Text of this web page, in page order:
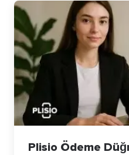
Plisio Ödeme